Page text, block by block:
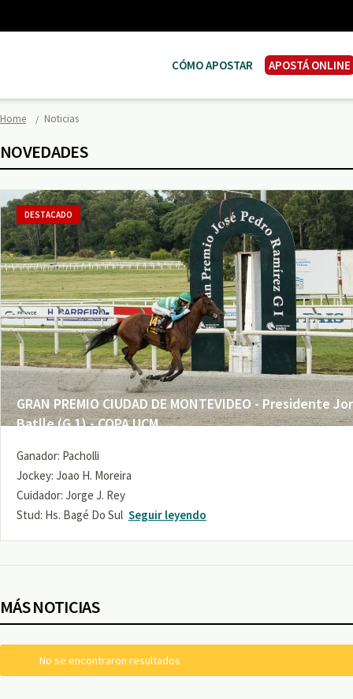
CÓMO APOSTAR APOSTÁ ONLINE
Home Noticias
NOVEDADES
GRAN PREMIO CIUDAD DE MONTEVIDEO - Presidente
Batlle (G 1) - COPA UCM
DESTACADO
Ganador: Pacholli
Jockey: Joao H. Moreira
Cuidador: Jorge J. Rey
Stud: Hs. Bagé Do Sul Seguir leyendo
MÁS NOTICIAS
No se encontraron resultados